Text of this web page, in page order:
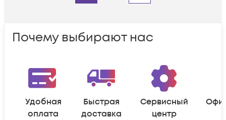
Почему выбирают нас
Удобная
оплата
Быстрая
доставка
Сервисный
центр